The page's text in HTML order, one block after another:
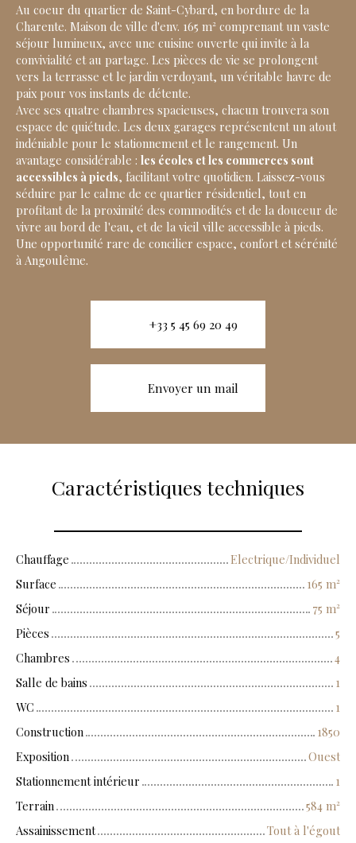
Au coeur du quartier de Saint-Cybard, en bordure de la
Charente. Maison de ville d'env. 165 m² comprenant un vaste
séjour lumineux, avec une cuisine ouverte qui invite à la
convivialité et au partage. Les pièces de vie se prolongent
vers la terrasse et le jardin verdoyant, un véritable havre de
paix pour vos instants de détente.
Avec ses quatre chambres spacieuses, chacun trouvera son
espace de quiétude. Les deux garages représentent un atout
indéniable pour le stationnement et le rangement. Un
avantage considérable : les écoles et les commerces sont
accessibles à pieds, facilitant votre quotidien. Laissez-vous
séduire par le calme de ce quartier résidentiel, tout en
profitant de la proximité des commodités et de la douceur de
vivre au bord de l'eau, et de la vieil ville accessible à pieds.
Une opportunité rare de concilier espace, confort et sérénité
à Angoulême.
+33 5 45 69 20 49
Envoyer un mail
Caractéristiques techniques
Chauffage
Electrique/Individuel
Surface
165 m²
Séjour
75 m²
Pièces
5
Chambres
4
Salle de bains
1
WC
1
Construction
1850
Exposition
Ouest
Stationnement intérieur
1
Terrain
584 m²
Assainissement
Tout à l'égout